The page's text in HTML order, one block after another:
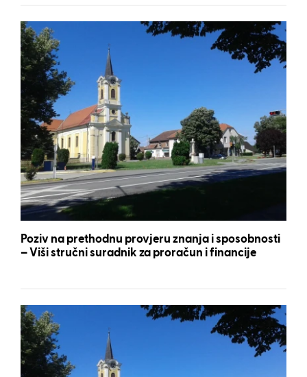
Poziv na prethodnu provjeru znanja i sposobnosti
– Viši stručni suradnik za proračun i financije